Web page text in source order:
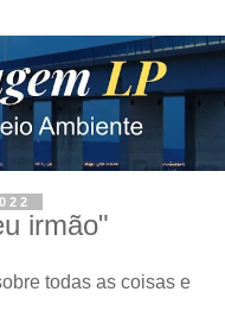
irmão"
todas as coisas e